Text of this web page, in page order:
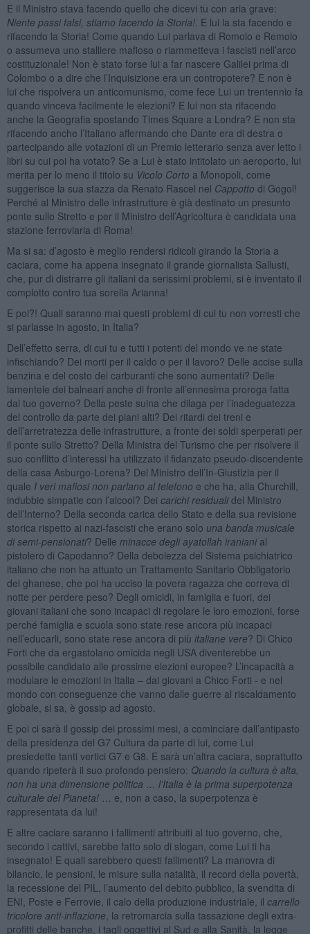
E il Ministro stava facendo quello che dicevi tu con aria grave:
Niente passi falsi, stiamo facendo la Storia!. E lui la sta facendo e
rifacendo la Storia! Come quando Lui parlava di Romolo e Remolo
o assumeva uno stalliere mafioso o riammetteva i fascisti nell’arco
costituzionale! Non è stato forse lui a far nascere Galilei prima di
Colombo o a dire che l’Inquisizione era un contropotere? E non è
lui che rispolvera un anticomunismo, come fece Lui un trentennio fa
quando vinceva facilmente le elezioni? E lui non sta rifacendo
anche la Geografia spostando Times Square a Londra? E non sta
rifacendo anche l’Italiano affermando che Dante era di destra o
partecipando alle votazioni di un Premio letterario senza aver letto i
libri su cui poi ha votato? Se a Lui è stato intitolato un aeroporto, lui
merita per lo meno il titolo su Vicolo Corto a Monopoli, come
suggerisce la sua stazza da Renato Rascel nel Cappotto di Gogol!
Perché al Ministro delle infrastrutture è già destinato un presunto
ponte sullo Stretto e per il Ministro dell’Agricoltura è candidata una
stazione ferroviaria di Roma!
Ma si sa: d’agosto è meglio rendersi ridicoli girando la Storia a
caciara, come ha appena insegnato il grande giornalista Sallusti,
che, pur di distrarre gli italiani da serissimi problemi, si è inventato il
complotto contro tua sorella Arianna!
E poi?! Quali saranno mai questi problemi di cui tu non vorresti che
si parlasse in agosto, in Italia?
Dell’effetto serra, di cui tu e tutti i potenti del mondo ve ne state
infischiando? Dei morti per il caldo o per il lavoro? Delle accise sulla
benzina e del costo dei carburanti che sono aumentati? Delle
lamentele dei balneari anche di fronte all’ennesima proroga fatta
dal tuo governo? Della peste suina che dilaga per l’inadeguatezza
del controllo da parte dei piani alti? Dei ritardi dei treni e
dell’arretratezza delle infrastrutture, a fronte dei soldi sperperati per
il ponte sullo Stretto? Della Ministra del Turismo che per risolvere il
suo conflitto d’interessi ha utilizzato il fidanzato pseudo-discendente
della casa Asburgo-Lorena? Del Ministro dell’In-Giustizia per il
quale I veri mafiosi non parlano al telefono e che ha, alla Churchill,
indubbie simpatie con l’alcool? Dei carichi residualidel Ministro
dell’Interno? Della seconda carica dello Stato e della sua revisione
storica rispetto ai nazi-fascisti che erano solo una banda musicale
di semi-pensionati? Delle minacce degli ayatollah iranianial
pistolero di Capodanno? Della debolezza del Sistema psichiatrico
italiano che non ha attuato un Trattamento Sanitario Obbligatorio
del ghanese, che poi ha ucciso la povera ragazza che correva di
notte per perdere peso? Degli omicidi, in famiglia e fuori, dei
giovani italiani che sono incapaci di regolare le loro emozioni, forse
perché famiglia e scuola sono state rese ancora più incapaci
nell’educarli, sono state rese ancora di più italiane vere? Di Chico
Forti che da ergastolano omicida negli USA diventerebbe un
possibile candidato alle prossime elezioni europee? L’incapacità a
modulare le emozioni in Italia – dai giovani a Chico Forti - e nel
mondo con conseguenze che vanno dalle guerre al riscaldamento
globale, si sa, è gossip ad agosto.
E poi ci sarà il gossip dei prossimi mesi, a cominciare dall’antipasto
della presidenza del G7 Cultura da parte di lui, come Lui
presiedette tanti vertici G7 e G8. E sarà un’altra caciara, soprattutto
quando ripeterà il suo profondo pensiero: Quando la cultura è alta,
non ha una dimensione politica … l’Italia è la prima superpotenza
culturale del Pianeta!… e, non a caso, la superpotenza è
rappresentata da lui!
E altre caciare saranno i fallimenti attribuiti al tuo governo, che,
secondo i cattivi, sarebbe fatto solo di slogan, come Lui ti ha
insegnato! E quali sarebbero questi fallimenti? La manovra di
bilancio, le pensioni, le misure sulla natalità, il record della povertà,
la recessione del PIL, l’aumento del debito pubblico, la svendita di
ENI, Poste e Ferrovie, il calo della produzione industriale, il carrello
tricolore anti-inflazione , la retromarcia sulla tassazione degli extra-
profitti delle banche, i tagli oggettivi al Sud e alla Sanità, la legge